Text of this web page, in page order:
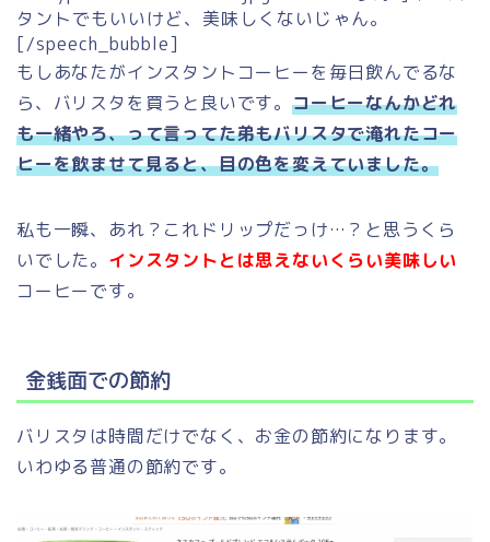
タントでもいいけど、美味しくないじゃん。
[/speech_bubble]
もしあなたがインスタントコーヒーを毎日飲んでるな
ら、バリスタを買うと良いです。 コーヒーなんかどれ
も一緒やろ、って言ってた弟もバリスタで淹れたコー
ヒーを飲ませて見ると、目の色を変えていました。
私も一瞬、あれ？これドリップだっけ…？と思うくら
いでした。 インスタントとは思えないくらい美味しい
コーヒーです。
金銭面での節約
バリスタは時間だけでなく、お金の節約になります。
いわゆる普通の節約です。